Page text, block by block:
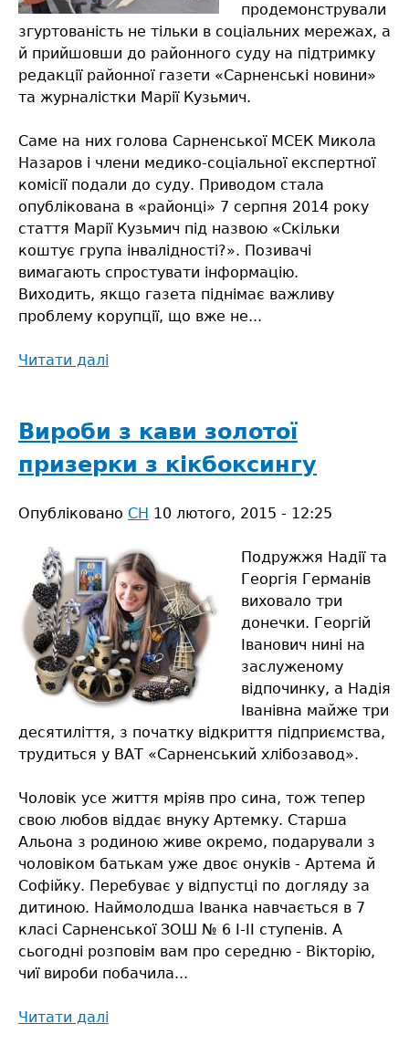
продемонстрували
згуртованість не тільки в соціальних мережах, а
й прийшовши до районного суду на підтримку
редакції районної газети «Сарненські новини»
та журналістки Марії Кузьмич.
Саме на них голова Сарненської МСЕК Микола
Назаров і члени медико-соціальної експертної
комісії подали до суду. Приводом стала
опублікована в «районці» 7 серпня 2014 року
стаття Марії Кузьмич під назвою «Скільки
коштує група інвалідності?». Позивачі
вимагають спростувати інформацію.
Виходить, якщо газета піднімає важливу
проблему корупції, що вже не...
Читати далі
газета
Сарненську
МСЕК?
Вироби з кави золотої
призерки з кікбоксингу
Опубліковано СН 10 лютого, 2015 - 12:25
Подружжя Надії та
Георгія Германів
виховало три
донечки. Георгій
Іванович нині на
заслуженому
відпочинку, а Надія
Іванівна майже три
десятиліття, з початку відкриття підприємства,
трудиться у ВАТ «Сарненський хлібозавод».
Чоловік усе життя мріяв про сина, тож тепер
свою любов віддає внуку Артемку. Старша
Альона з родиною живе окремо, подарували з
чоловіком батькам уже двоє онуків - Артема й
Софійку. Перебуває у відпустці по догляду за
дитиною. Наймолодша Іванка навчається в 7
класі Сарненської ЗОШ № 6 І-ІІ ступенів. А
сьогодні розповім вам про середню - Вікторію,
чиї вироби побачила...
Читати далі